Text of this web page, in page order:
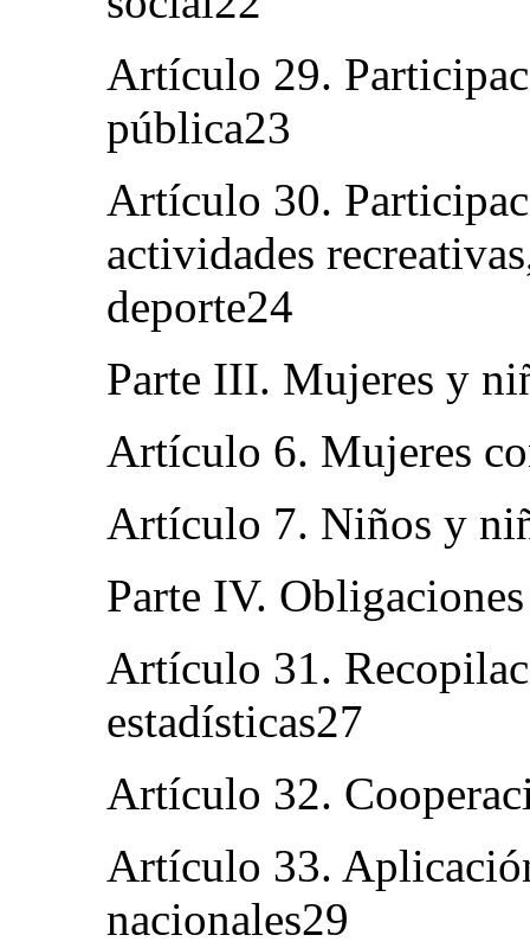
Artículo 29.
pública23
Artículo 30.
actividades
deporte24
Parte III. Mujeres y
Artículo 6. Mujeres
Artículo 7. Niños y
Parte IV.
Artículo 31.
estadísticas27
Artículo 32.
Artículo 33.
nacionales29